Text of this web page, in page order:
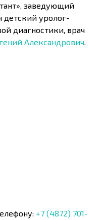
заведующий
детский уролог-
диагностики, врач
Александрович.
+7 (4872) 701-